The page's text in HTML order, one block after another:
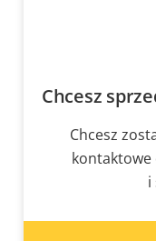
Chcesz
Chcesz
i